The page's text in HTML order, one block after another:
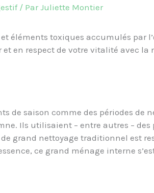
/ ParJuliette Montier
éléments toxiques accumulés par
en respect de votre vitalité avec la
de saison comme des périodes de
Ils utilisaient – entre autres –
grand nettoyage traditionnel est
ce grand ménage interne